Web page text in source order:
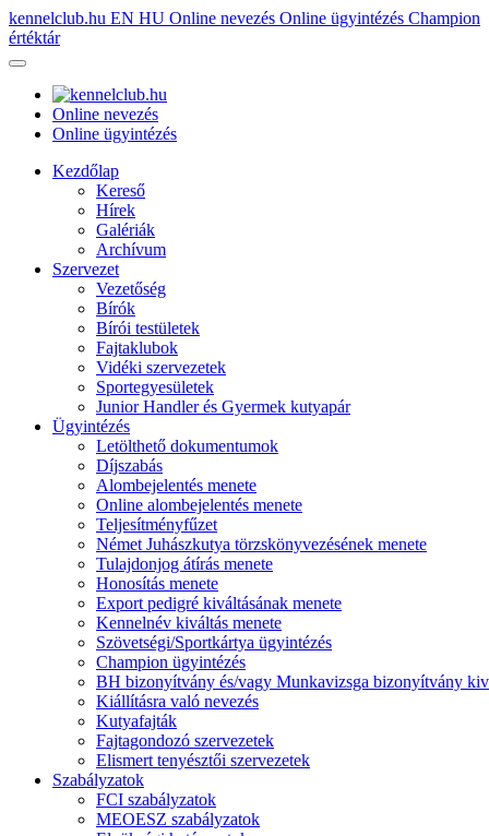
kennelclub.hu EN HU Online nevezés Online ügyintézés Champion
értéktár
Online nevezés
Online ügyintézés
Kezdőlap
Kereső
Hírek
Galériák
Archívum
Szervezet
Vezetőség
Bírók
Bírói testületek
Fajtaklubok
Vidéki szervezetek
Sportegyesületek
Junior Handler és Gyermek kutyapár
Ügyintézés
Letölthető dokumentumok
Díjszabás
Alombejelentés menete
Online alombejelentés menete
Teljesítményfűzet
Német Juhászkutya törzskönyvezésének menete
Tulajdonjog átírás menete
Honosítás menete
Export pedigré kiváltásának menete
Kennelnév kiváltás menete
Szövetségi/Sportkártya ügyintézés
Champion ügyintézés
BH bizonyítvány és/vagy Munkavizsga bizonyítvány
Kiállításra való nevezés
Kutyafajták
Fajtagondozó szervezetek
Elismert tenyésztői szervezetek
Szabályzatok
FCI szabályzatok
MEOESZ szabályzatok